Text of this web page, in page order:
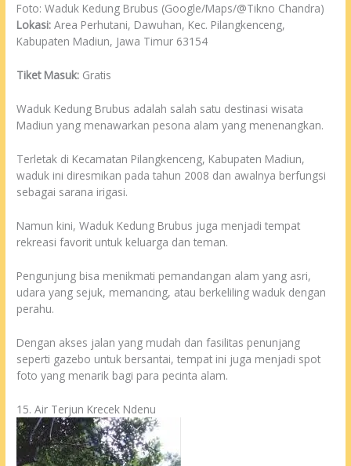
Foto: Waduk Kedung Brubus (Google/Maps/@Tikno Chandra)
Lokasi: Area Perhutani, Dawuhan, Kec. Pilangkenceng,
Kabupaten Madiun, Jawa Timur 63154
Tiket Masuk: Gratis
Waduk Kedung Brubus adalah salah satu destinasi wisata
Madiun yang menawarkan pesona alam yang menenangkan.
Terletak di Kecamatan Pilangkenceng, Kabupaten Madiun,
waduk ini diresmikan pada tahun 2008 dan awalnya berfungsi
sebagai sarana irigasi.
Namun kini, Waduk Kedung Brubus juga menjadi tempat
rekreasi favorit untuk keluarga dan teman.
Pengunjung bisa menikmati pemandangan alam yang asri,
udara yang sejuk, memancing, atau berkeliling waduk dengan
perahu.
Dengan akses jalan yang mudah dan fasilitas penunjang
seperti gazebo untuk bersantai, tempat ini juga menjadi spot
foto yang menarik bagi para pecinta alam.
15. Air Terjun Krecek Ndenu